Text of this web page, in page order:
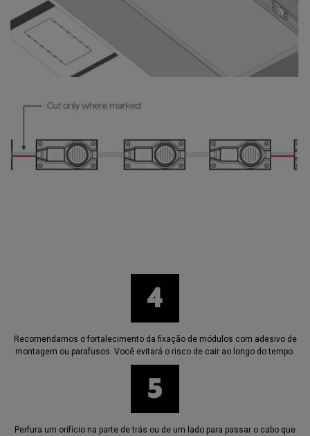
Recomendamos o fortalecimento da fixação de módulos com adesivo de
montagem ou parafusos. Você evitará o risco de cair ao longo do tempo.
Perfura um orifício na parte de trás ou de um lado para passar o cabo que